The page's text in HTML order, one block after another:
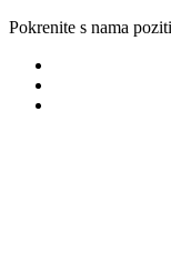
Pokrenite s nama